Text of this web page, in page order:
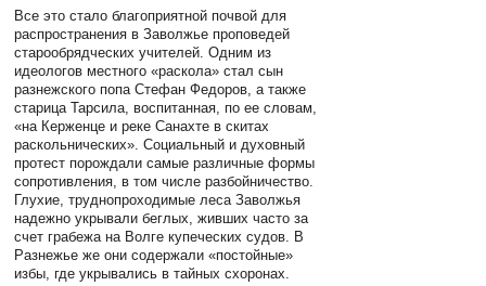
Все это стало благоприятной почвой для
распространения в Заволжье проповедей
старообрядческих учителей. Одним из
идеологов местного «раскола» стал сын
разнежского попа Стефан Федоров, а также
старица Тарсила, воспитанная, по ее словам,
«на Керженце и реке Санахте в скитах
раскольнических». Социальный и духовный
протест порождали самые различные формы
сопротивления, в том числе разбойничество.
Глухие, труднопроходимые леса Заволжья
надежно укрывали беглых, живших часто за
счет грабежа на Волге купеческих судов. В
Разнежье же они содержали «постойные»
избы, где укрывались в тайных схоронах.